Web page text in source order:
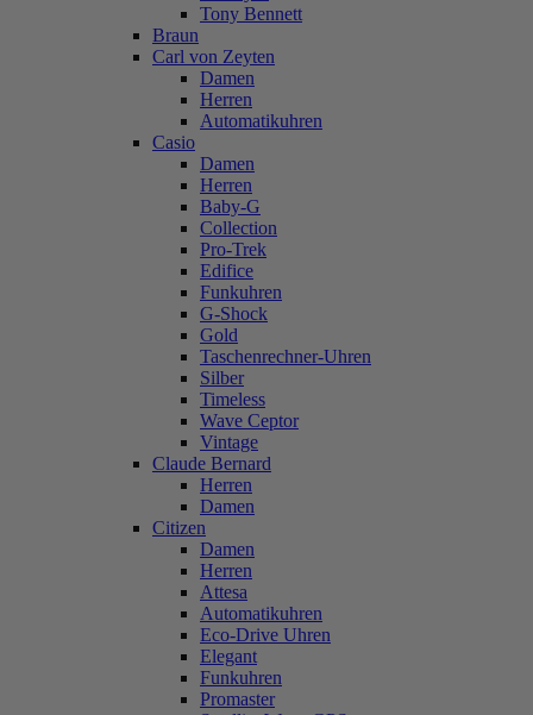
Tony Bennett
Braun
Carl von Zeyten
Damen
Herren
Automatikuhren
Casio
Damen
Herren
Baby-G
Collection
Pro-Trek
Edifice
Funkuhren
G-Shock
Gold
Taschenrechner-Uhren
Silber
Timeless
Wave Ceptor
Vintage
Claude Bernard
Herren
Damen
Citizen
Damen
Herren
Attesa
Automatikuhren
Eco-Drive Uhren
Elegant
Funkuhren
Promaster